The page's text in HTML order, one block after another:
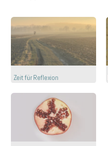
Zeit für Reflexion